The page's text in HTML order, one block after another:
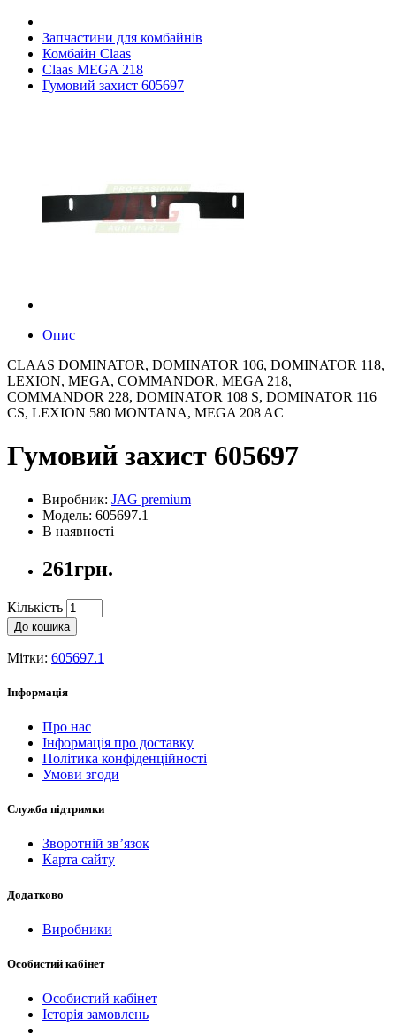
Запчастини для комбайнів
Комбайн Claas
Claas MEGA 218
Гумовий захист 605697
Опис
CLAAS DOMINATOR, DOMINATOR 106, DOMINATOR 118,
LEXION, MEGA, COMMANDOR, MEGA 218,
COMMANDOR 228, DOMINATOR 108 S, DOMINATOR 116
CS, LEXION 580 MONTANA, MEGA 208 AC
Гумовий захист 605697
Виробник: JAG premium
Модель: 605697.1
В наявності
261грн.
Кількість
До кошика
Мітки: 605697.1
Інформація
Про нас
Інформація про доставку
Політика конфіденційності
Умови згоди
Служба підтримки
Зворотній зв’язок
Карта сайту
Додатково
Виробники
Особистий кабінет
Особистий кабінет
Історія замовлень